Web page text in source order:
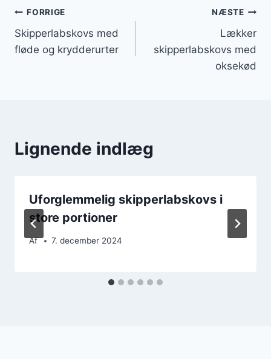
Indlægsnavigation
FORRIGE
Skipperlabskovs med
fløde og krydderurter
NÆSTE
Lækker
skipperlabskovs med
oksekød
Lignende indlæg
Uforglemmelig skipperlabskovs i
store portioner
Af 7. december 2024